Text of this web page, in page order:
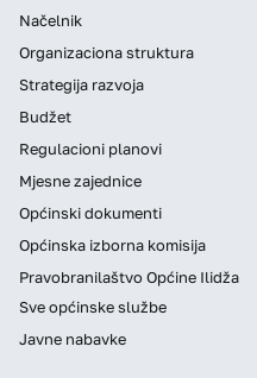
Načelnik
Organizaciona struktura
Strategija razvoja
Budžet
Regulacioni planovi
Mjesne zajednice
Općinski dokumenti
Općinska izborna komisija
Pravobranilaštvo Općine Ilidža
Sve općinske službe
Javne nabavke